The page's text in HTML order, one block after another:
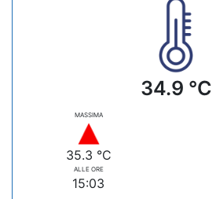
34.9 °C
MASSIMA
35.3 °C
ALLE ORE
15:03